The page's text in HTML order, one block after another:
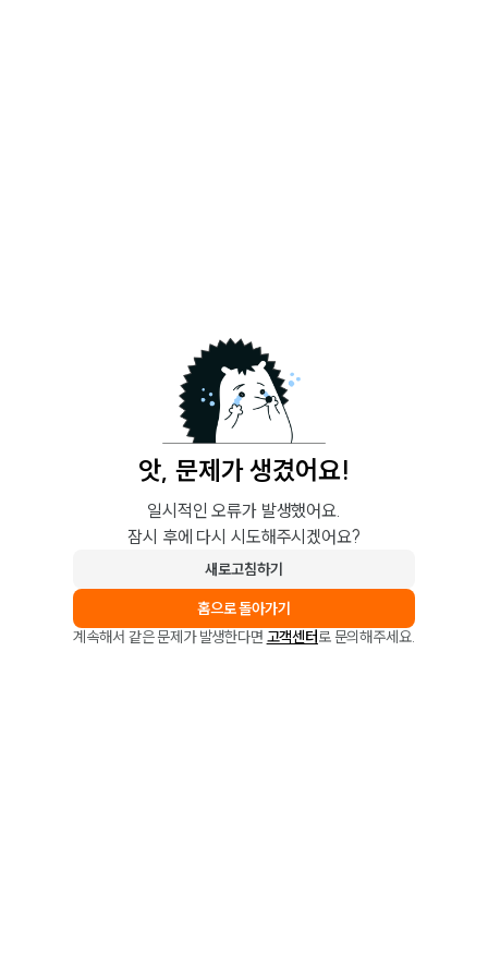
앗, 문제가 생겼어요!
일시적인 오류가 발생했어요.
잠시 후에 다시 시도해주시겠어요?
새로고침하기
홈으로 돌아가기
계속해서 같은 문제가 발생한다면 고객센터로 문의해주세요.